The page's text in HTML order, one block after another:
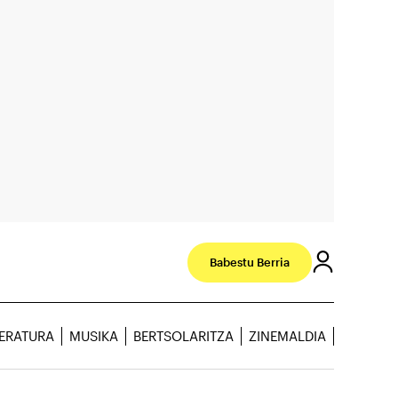
Babestu Berria
MUSIKA BERTSOLARITZA ZINEMALDIA